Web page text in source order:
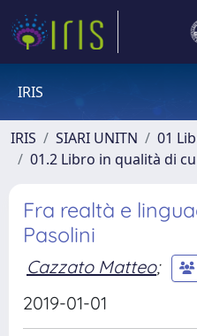
IRIS
IRIS SIARI UNITN
01
01.2 Libro in qualità di
Fra realtà e
Pasolini
Cazzato Matteo;
2019-01-01